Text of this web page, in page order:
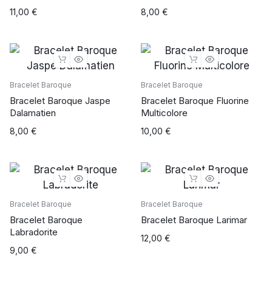
11,00 € 8,00 €
Bracelet Baroque
Bracelet Baroque Jaspe
Dalamatien
8,00 €
Bracelet Baroque
Bracelet Baroque Fluorine
Multicolore
10,00 €
Bracelet Baroque
Bracelet Baroque
Labradorite
9,00 €
Bracelet Baroque
Bracelet Baroque Larimar
12,00 €